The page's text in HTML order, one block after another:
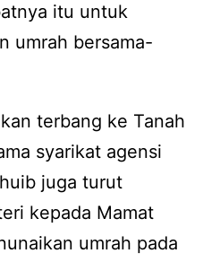
itu untuk
umrah bersama-
terbang ke Tanah
syarikat agensi
juga turut
kepada Mamat
umrah pada